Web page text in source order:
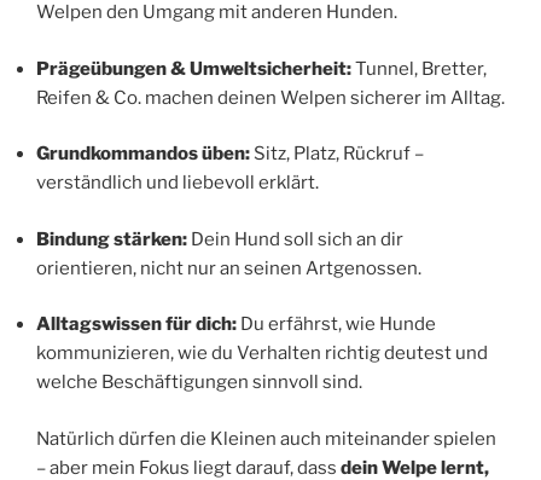
Welpen den Umgang mit anderen Hunden.
Prägeübungen & Umweltsicherheit:Tunnel, Bretter,
Reifen & Co. machen deinen Welpen sicherer im Alltag.
Grundkommandos üben: Sitz, Platz, Rückruf –
verständlich und liebevoll erklärt.
Bindung stärken: Dein Hund soll sich an dir
orientieren, nicht nur an seinen Artgenossen.
Alltagswissen für dich: Du erfährst, wie Hunde
kommunizieren, wie du Verhalten richtig deutest und
welche Beschäftigungen sinnvoll sind.
Natürlich dürfen die Kleinen auch miteinander spielen
– aber mein Fokus liegt darauf, dass dein Welpe lernt,